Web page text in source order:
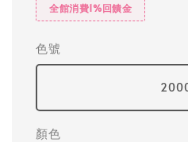
全館消費1%回饋金
色號
顏色